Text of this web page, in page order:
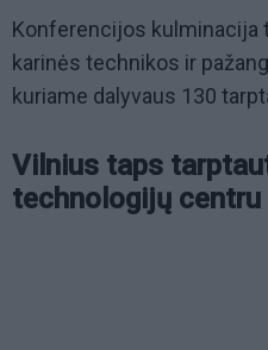
Konferencijos kulminacija
karinės technikos ir
kuriame dalyvaus 130
Vilnius taps
technologijų centru